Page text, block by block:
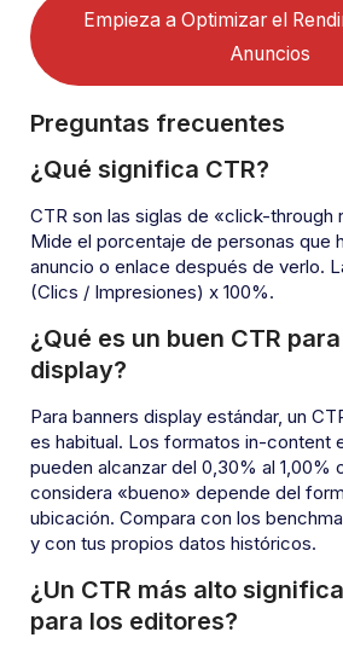
Empieza a Optimizar el
Anuncios
Preguntas frecuentes
¿Qué significa CTR?
CTR son las siglas de «click-through
Mide el porcentaje de personas que
anuncio o enlace después de verlo.
(Clics / Impresiones) x 100%.
¿Qué es un buen CTR
display?
Para banners display estándar, un
es habitual. Los formatos in-content
pueden alcanzar del 0,30% al 1,00%
considera «bueno» depende del
ubicación. Compara con los
y con tus propios datos históricos.
¿Un CTR más alto
para los editores?